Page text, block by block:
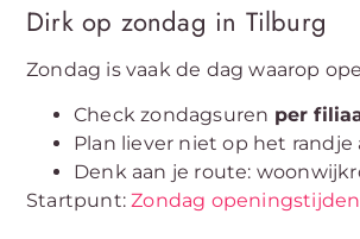
Dirk op zondag in Tilburg
Zondag is vaak de dag waarop
Check zondagsuren per
Plan liever niet op het randje
Denk aan je route:
Startpunt:Zondag openingstijden